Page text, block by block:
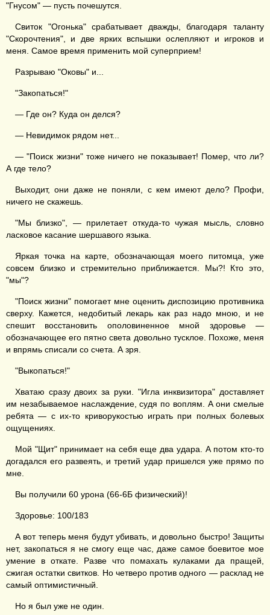
"Гнусом" — пусть почешутся.
Свиток "Огонька" срабатывает дважды, благодаря таланту
"Скорочтения", и две ярких вспышки ослепляют и игроков и
меня. Самое время применить мой суперприем!
Разрываю "Оковы" и...
"Закопаться!"
— Где он? Куда он делся?
— Невидимок рядом нет...
— "Поиск жизни" тоже ничего не показывает! Помер, что ли?
А где тело?
Выходит, они даже не поняли, с кем имеют дело? Профи,
ничего не скажешь.
"Мы близко", — прилетает откуда-то чужая мысль, словно
ласковое касание шершавого языка.
Яркая точка на карте, обозначающая моего питомца, уже
совсем близко и стремительно приближается. Мы?! Кто это,
"мы"?
"Поиск жизни" помогает мне оценить диспозицию противника
сверху. Кажется, недобитый лекарь как раз надо мною, и не
спешит восстановить ополовиненное мной здоровье —
обозначающее его пятно света довольно тусклое. Похоже, меня
и впрямь списали со счета. А зря.
"Выкопаться!"
Хватаю сразу двоих за руки. "Игла инквизитора" доставляет
им незабываемое наслаждение, судя по воплям. А они смелые
ребята — с их-то криворукостью играть при полных болевых
ощущениях.
Мой "Щит" принимает на себя еще два удара. А потом кто-то
догадался его развеять, и третий удар пришелся уже прямо по
мне.
Вы получили 60 урона (66-6Б физический)!
Здоровье: 100/183
А вот теперь меня будут убивать, и довольно быстро! Защиты
нет, закопаться я не смогу еще час, даже самое боевитое мое
умение в откате. Разве что помахать кулаками да пращей,
сжигая остатки свитков. Но четверо против одного — расклад не
самый оптимистичный.
Но я был уже не один.